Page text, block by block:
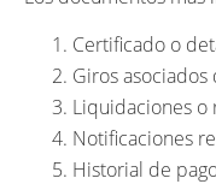
Certificado o
Giros asociados
Liquidaciones o
Notificaciones
Historial de